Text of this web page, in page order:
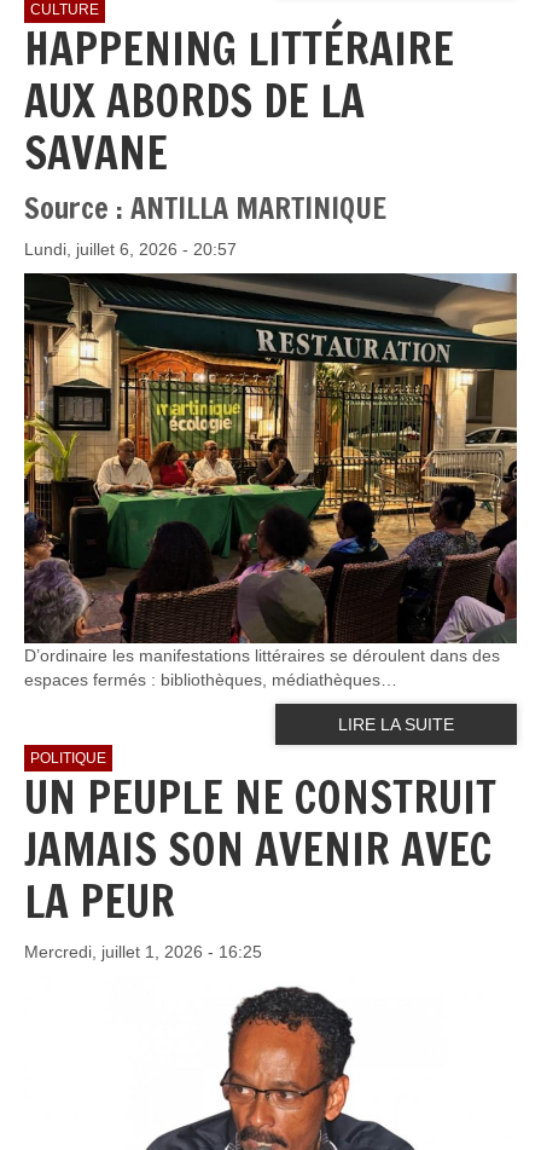
CULTURE
HAPPENING LITTÉRAIRE
AUX ABORDS DE LA
SAVANE
Source : ANTILLA MARTINIQUE
Lundi, juillet 6, 2026 - 20:57
D’ordinaire les manifestations littéraires se déroulent dans des
espaces fermés : bibliothèques, médiathèques…
LIRE LA SUITE
POLITIQUE
UN PEUPLE NE CONSTRUIT
JAMAIS SON AVENIR AVEC
LA PEUR
Mercredi, juillet 1, 2026 - 16:25